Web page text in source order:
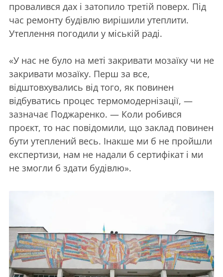
провалився дах і затопило третій поверх. Під
час ремонту будівлю вирішили утеплити.
Утеплення погодили у міській раді.
«У нас не було на меті закривати мозаїку чи не
закривати мозаїку. Перш за все,
відштовхувались від того, як повинен
відбуватись процес термомодернізації, —
зазначає Поджаренко. — Коли робився
проєкт, то нас повідомили, що заклад повинен
бути утеплений весь. Інакше ми б не пройшли
експертизи, нам не надали б сертифікат і ми
не змогли б здати будівлю».